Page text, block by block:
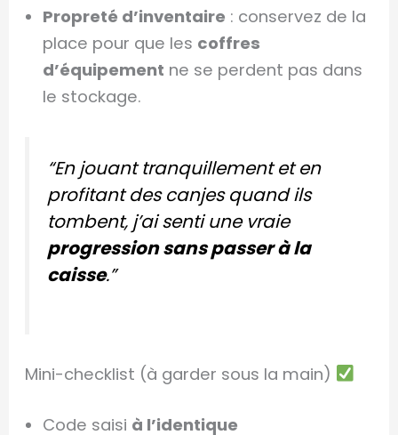
Propreté d’inventaire : conservez de la
place pour que les coffres
d’équipement ne se perdent pas dans
le stockage.
“En jouant tranquillement et en
profitant des canjes quand ils
tombent, j’ai senti une vraie
progression sans passer à la
caisse.”
Mini-checklist (à garder sous la main)
Code saisi à l’identique